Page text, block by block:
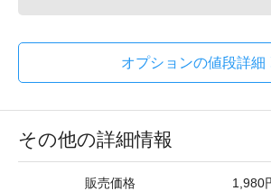
オプションの値段詳細
その他の詳細情報
販売価格 1,980